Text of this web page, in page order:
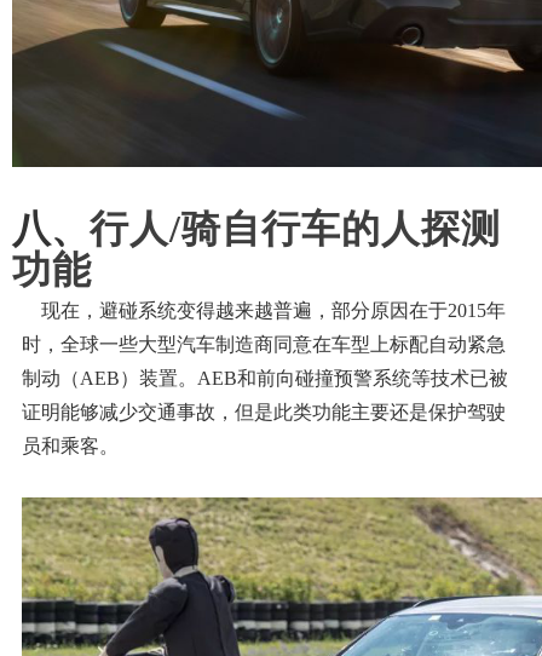
八、 行人/骑自行车的人探测
功能
现在，避碰系统变得越来越普遍，部分原因在于2015年
时，全球一些大型汽车制造商同意在车型上标配自动紧急
制动（AEB）装置。AEB和前向碰撞预警系统等技术已被
证明能够减少交通事故，但是此类功能主要还是保护驾驶
员和乘客。